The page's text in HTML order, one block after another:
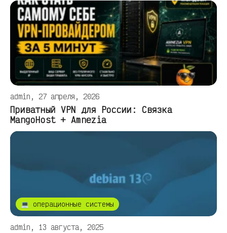
admin, 27 апреля, 2026
Приватный VPN для России: Связка
MangoHost + Amnezia
💻 операционные системы
admin, 13 августа, 2025